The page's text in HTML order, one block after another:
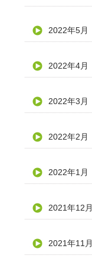
2022年5月
2022年4月
2022年3月
2022年2月
2022年1月
2021年12月
2021年11月